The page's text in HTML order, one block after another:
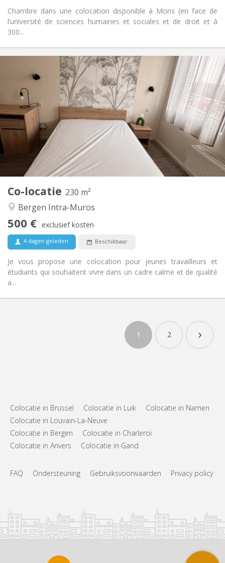
Chambre dans une colocation disponible à Mons (en face de
l’université de sciences humaines et sociales et de droit et à
300...
Co-locatie 230 m²
Bergen Intra-Muros
500 € exclusief kosten
4 dagen geleden Beschikbaar
Je vous propose une colocation pour jeunes travailleurs et
étudiants qui souhaitent vivre dans un cadre calme et de qualité
a...
Praktische Informatie
Huur:
500 €
Kosten:
150 €
Duur:
12 maanden
Domiciliëring:
Toegelaten
Inrichting
Badkamer:
Gemeenschappelijk
Keuken:
Gemeenschappelijk
Oppervlakte:
230 m
2
Private kamers:
1
Hartelijk, rustig, gemeenschappelijk
1 2 ›
Colocatie in Brussel Colocatie in Luik
Colocatie in Namen
Colocatie in Louvain-La-Neuve
Colocatie in Bergen
Colocatie in Charleroi
Colocatie in Anvers
Colocatie in Gand
FAQ Ondersteuning Gebruiksvoorwaarden Privacy policy